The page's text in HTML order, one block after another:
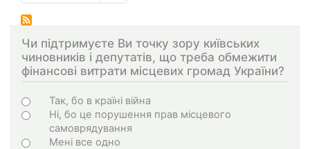
страниц
страница
Чи підтримуєте Ви точку зору київських
чиновників і депутатів, що треба обмежити
фінансові витрати місцевих громад України?
Choices
Так, бо в країні війна
Ні, бо це порушення прав місцевого
самоврядування
Мені все одно